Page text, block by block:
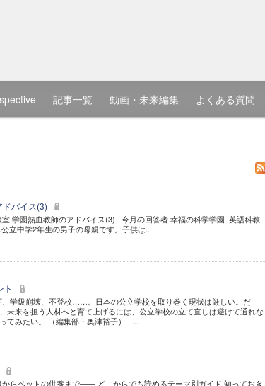
記事一覧 動画・未来編集 よくある質問
バイス(3)
学園熱血教師のアドバイス(3) 今月の回答者 幸福の科学学園 英語科教
中学2年生の男子の母親です。子供は...
ト
学級崩壊、不登校……。日本の公立学校を取り巻く現状は厳しい。だ
未来を担う人材へと育て上げるには、公立学校の立て直しは避けて通れな
てみたい。 （編集部・奥津裕子） ...
らペットの供養まで―― どこからでも読めるテーマ別ガイド 知っておき